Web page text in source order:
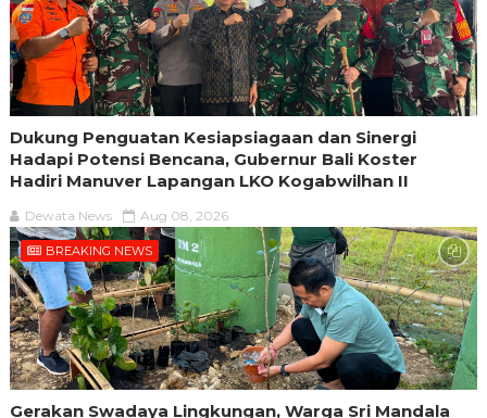
Dukung Penguatan Kesiapsiagaan dan Sinergi
Hadapi Potensi Bencana, Gubernur Bali Koster
Hadiri Manuver Lapangan LKO Kogabwilhan II
Dewata News Aug 08, 2026
BREAKING NEWS
Gerakan Swadaya Lingkungan, Warga Sri Mandala